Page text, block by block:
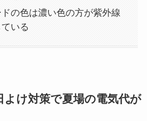
の色は濃い色の方が紫外線
いる
よけ対策で夏場の電気代が